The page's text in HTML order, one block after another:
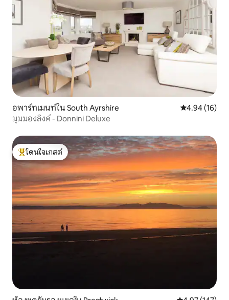
อพาร์ทเมนท์ใน South Ayrshire คะแนนเฉลี่ย
4.94 (16)
มุมมองลิงค์ - Donnini Deluxe
โดนใจเกสต์ที่สุด
โดนใจเกสต์